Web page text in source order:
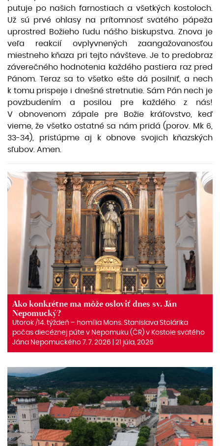
putuje po našich farnostiach a všetkých kostoloch.
Už sú prvé ohlasy na prítomnosť svätého pápeža
uprostred Božieho ľudu nášho biskupstva. Znova je
veľa reakcií ovplyvnených zaangažovanosťou
miestneho kňaza pri tejto návšteve. Je to predobraz
záverečného hodnotenia každého pastiera raz pred
Pánom. Teraz sa to všetko ešte dá posilniť, a nech
k tomu prispeje i dnešné stretnutie. Sám Pán nech je
povzbudením a posilou pre každého z nás!
V obnovenom zápale pre Božie kráľovstvo, keď
vieme, že všetko ostatné sa nám pridá (porov. Mk 6,
33-34), pristúpme aj k obnove svojich kňazských
sľubov. Amen.
Ako konkrétne ma môže osloviť dnes sv. Ján
Nepomucký?
Utorok /14. týždeň – homília Mons. Stanislava Stolárika
počas diecéznej púte v Nepomuku (ČR) v Kostole svätého
Jána Nepomuckého 7. 7. 2026 | 21 júla, 2026